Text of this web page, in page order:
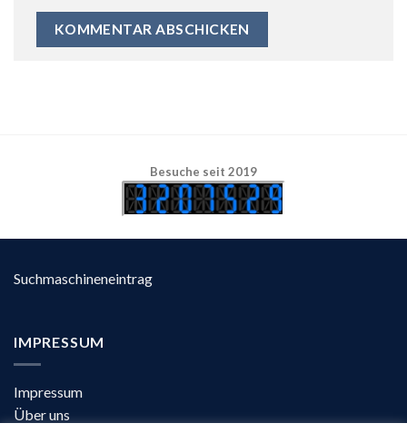
Besuche seit 2019
Suchmaschineneintrag
IMPRESSUM
Impressum
Über uns